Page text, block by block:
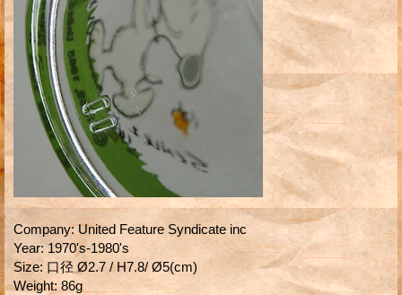
Company: United Feature Syndicate inc
Year: 1970's-1980's
Size: 口径 Ø2.7 / H7.8/ Ø5(cm)
Weight: 86g